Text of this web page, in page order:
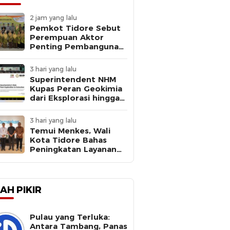
2 jam yang lalu
Pemkot Tidore Sebut
Perempuan Aktor
Penting Pembangunan
3 hari yang lalu
Superintendent NHM
Kupas Peran Geokimia
dari Eksplorasi hingga
Webinar MGEI-SC UNG
3 hari yang lalu
Temui Menkes, Wali
Kota Tidore Bahas
Peningkatan Layanan
PIKIR
Pulau yang Terluka:
Antara Tambang, Panas